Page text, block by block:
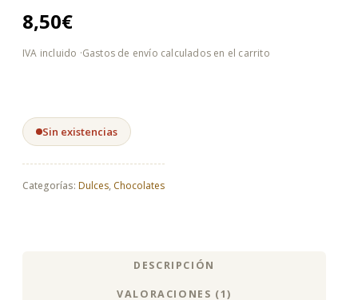
8,50€
Sin existencias
Categorías: Dulces, Chocolates
DESCRIPCIÓN
VALORACIONES (1)